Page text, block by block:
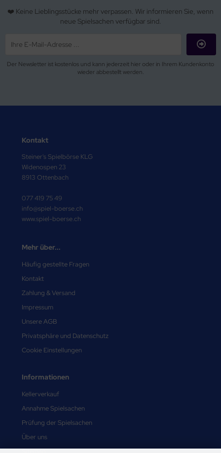
❤️ Keine Lieblingsstücke mehr verpassen. Wir informieren Sie, wenn
neue Spielsachen verfügbar sind.
Der Newsletter ist kostenlos und kann jederzeit hier oder in Ihrem Kundenkonto
wieder abbestellt werden.
Kontakt
Steiner's Spielbörse KLG
Widenospen 23
8913 Ottenbach
077 419 75 49
info@spiel-boerse.ch
www.spiel-boerse.ch
Mehr über...
Häufig gestellte Fragen
Kontakt
Zahlung & Versand
Impressum
Unsere AGB
Privatsphäre und Datenschutz
Cookie Einstellungen
Informationen
Kellerverkauf
Annahme Spielsachen
Prüfung der Spielsachen
Über uns
Sitemap